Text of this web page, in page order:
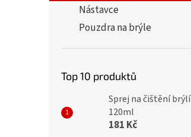
Nástavce
Pouzdra na brýle
Top 10 produktů
Sprej na čištění brýlí
120ml
181 Kč